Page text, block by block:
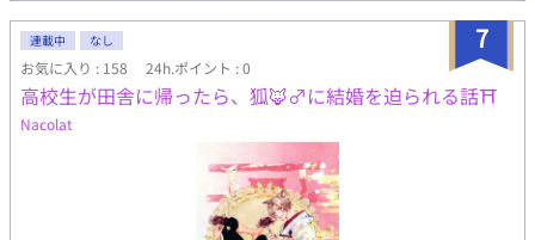
7
連載中 なし
お気に入り : 158 24h.ポイント : 0
高校生が田舎に帰ったら、狐🦊♂️に結婚を迫られる話⛩️
Nacolat